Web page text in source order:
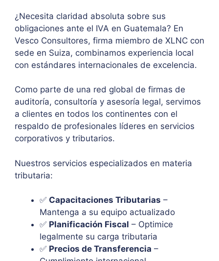
¿Necesita claridad absoluta sobre sus
obligaciones ante el IVA en Guatemala? En
Vesco Consultores, firma miembro de XLNC con
sede en Suiza, combinamos experiencia local
con estándares internacionales de excelencia.
Como parte de una red global de firmas de
auditoría, consultoría y asesoría legal, servimos
a clientes en todos los continentes con el
respaldo de profesionales líderes en servicios
corporativos y tributarios.
Nuestros servicios especializados en materia
tributaria:
✅ Capacitaciones Tributarias –
Mantenga a su equipo actualizado
✅ Planificación Fiscal – Optimice
legalmente su carga tributaria
✅ Precios de Transferencia –